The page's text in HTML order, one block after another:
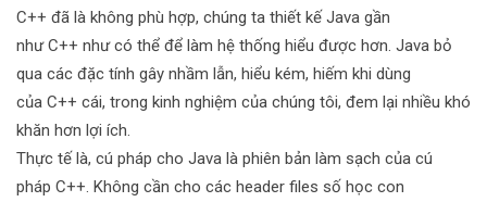
C++ đã là không phù hợp, chúng ta thiết kế Java gần
như C++ như có thể để làm hệ thống hiểu được hơn. Java bỏ
qua các đặc tính gây nhầm lẫn, hiểu kém, hiếm khi dùng
của C++ cái, trong kinh nghiệm của chúng tôi, đem lại nhiều khó
khăn hơn lợi ích.
Thực tế là, cú pháp cho Java là phiên bản làm sạch của cú
pháp C++. Không cần cho các header files số học con